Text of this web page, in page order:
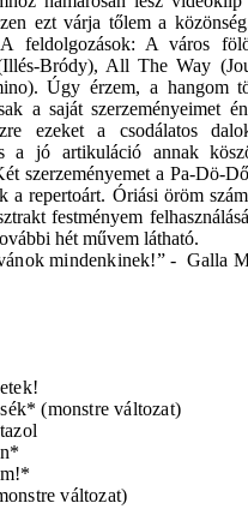
ezt várja tőlem a
feldolgozások: A város
Bródy), All The Way
Úgy érzem, a hangom
a saját szerzeményeimet
ezeket a csodálatos
a jó artikuláció annak
szerzeményemet a Pa-Dö-
a repertoárt. Óriási öröm
festményem
hét művem látható.
mindenkinek!” - Galla
(monstre változat)
változat)